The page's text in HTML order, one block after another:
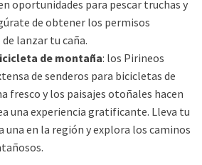
oportunidades para pescar truchas y
de obtener los permisos
lanzar tu caña.
de montaña: los Pirineos
de senderos para bicicletas de
fresco y los paisajes otoñales hacen
una experiencia gratificante. Lleva tu
una en la región y explora los caminos